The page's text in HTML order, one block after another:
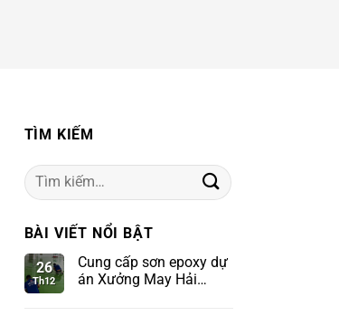
TÌM KIẾM
Tìm
kiếm:
BÀI VIẾT NỔI BẬT
26
Th12
Cung cấp sơn epoxy dự
án Xưởng May Hải